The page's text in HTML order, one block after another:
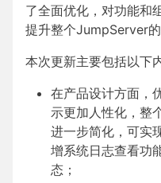
了全面优化，对功能和
提升整个JumpServer的
本次更新主要包括以下
在产品设计方面，
示更加人性化，整
进一步简化，可实
增系统日志查看功
态；